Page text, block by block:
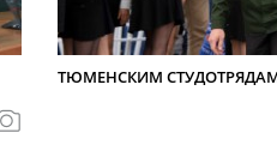
ТЮМЕНСКИМ СТУДОТРЯДАМ